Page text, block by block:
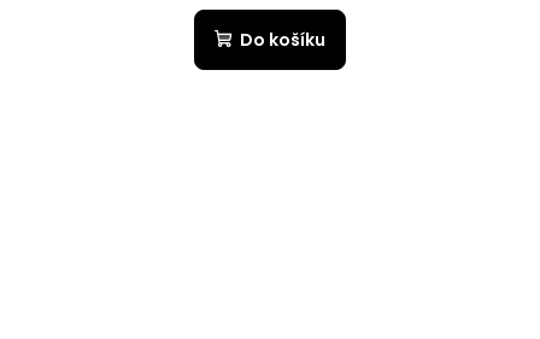
Do košíku